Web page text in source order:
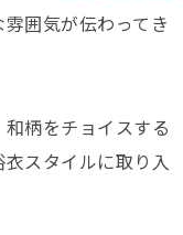
囲気が伝わってき
柄をチョイスする
スタイルに取り入